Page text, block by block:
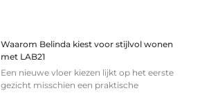
Waarom Belinda kiest voor stijlvol wonen
met LAB21
Een nieuwe vloer kiezen lijkt op het eerste
gezicht misschien een praktische